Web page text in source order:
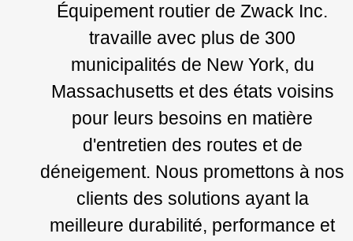
Équipement routier de Zwack Inc.
travaille avec plus de 300
municipalités de New York, du
Massachusetts et des états voisins
pour leurs besoins en matière
d'entretien des routes et de
déneigement. Nous promettons à nos
clients des solutions ayant la
meilleure durabilité, performance et